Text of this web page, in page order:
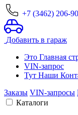
+7 (3462) 206-
Добавить в гараж
Это Главная
VIN-запрос
Тут Наши
Заказы VIN-запросы
Каталоги